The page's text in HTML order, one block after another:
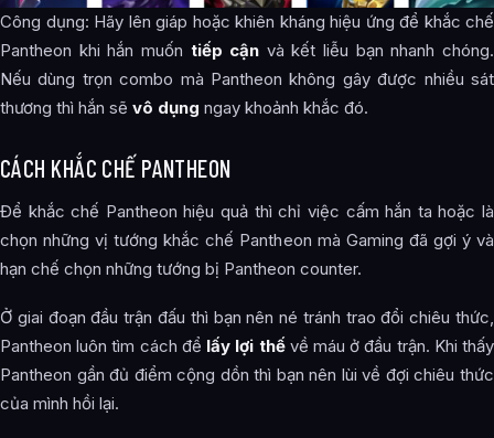
Công dụng: Hãy lên giáp hoặc khiên kháng hiệu ứng để khắc chế
Pantheon khi hắn muốn tiếp cận và kết liễu bạn nhanh chóng.
Nếu dùng trọn combo mà Pantheon không gây được nhiều sát
thương thì hắn sẽ vô dụng ngay khoảnh khắc đó.
CÁCH KHẮC CHẾ PANTHEON
Để khắc chế Pantheon hiệu quả thì chỉ việc cấm hắn ta hoặc là
chọn những vị tướng khắc chế Pantheon mà Gaming đã gợi ý và
hạn chế chọn những tướng bị Pantheon counter.
Ở giai đoạn đầu trận đấu thì bạn nên né tránh trao đổi chiêu thức,
Pantheon luôn tìm cách để lấy lợi thếvề máu ở đầu trận. Khi thấy
Pantheon gần đủ điểm cộng dồn thì bạn nên lùi về đợi chiêu thức
của mình hồi lại.